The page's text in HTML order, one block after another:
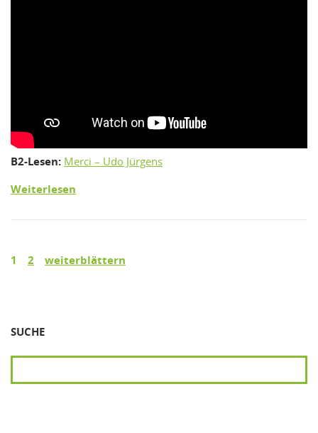
B2-Lesen: Merci – Udo Jürgens
Weiterlesen
1 2 weiterblättern
SUCHE